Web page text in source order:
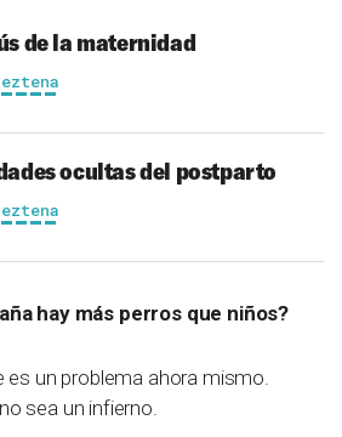
de la maternidad
ocultas del postparto
hay más perros que niños?
un problema ahora mismo.
sea un infierno.